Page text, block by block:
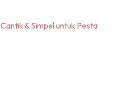
& Simpel untuk Pesta